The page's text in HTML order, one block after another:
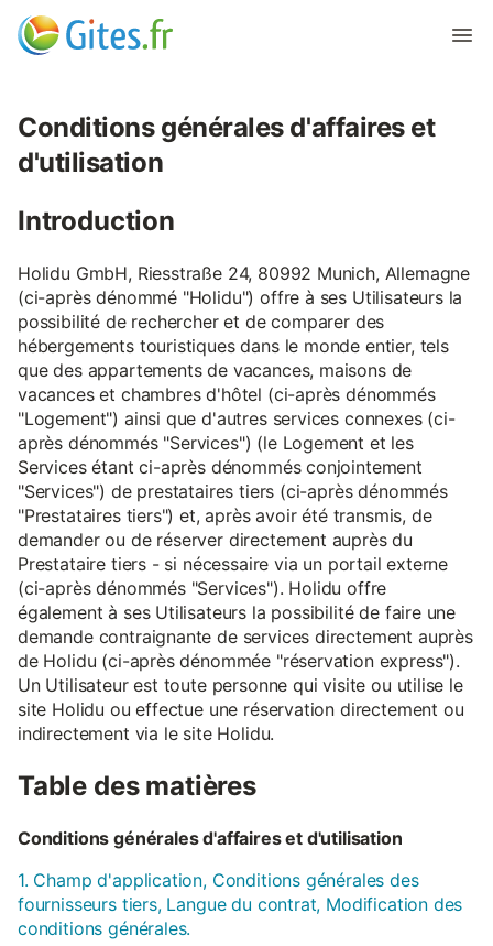
Conditions générales d'affaires et
d'utilisation
Introduction
Holidu GmbH, Riesstraße 24, 80992 Munich, Allemagne
(ci-après dénommé "Holidu") offre à ses Utilisateurs la
possibilité de rechercher et de comparer des
hébergements touristiques dans le monde entier, tels
que des appartements de vacances, maisons de
vacances et chambres d'hôtel (ci-après dénommés
"Logement") ainsi que d'autres services connexes (ci-
après dénommés "Services") (le Logement et les
Services étant ci-après dénommés conjointement
"Services") de prestataires tiers (ci-après dénommés
"Prestataires tiers") et, après avoir été transmis, de
demander ou de réserver directement auprès du
Prestataire tiers - si nécessaire via un portail externe
(ci-après dénommés "Services"). Holidu offre
également à ses Utilisateurs la possibilité de faire une
demande contraignante de services directement auprès
de Holidu (ci-après dénommée "réservation express").
Un Utilisateur est toute personne qui visite ou utilise le
site Holidu ou effectue une réservation directement ou
indirectement via le site Holidu.
Table des matières
Conditions générales d'affaires et d'utilisation
1. Champ d'application, Conditions générales des
fournisseurs tiers, Langue du contrat, Modification des
conditions générales.